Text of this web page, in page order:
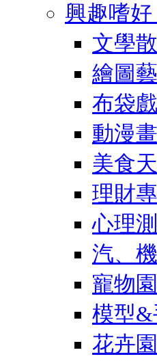
興趣嗜好
文學
繪圖
布袋戲
動漫
美食
理財
心理
汽、
寵物
模型&
花卉